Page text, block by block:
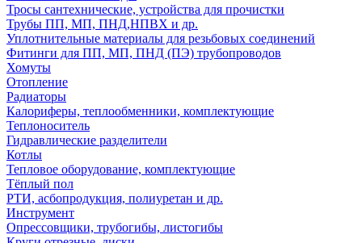
Тросы сантехнические, устройства для прочистки
Трубы ПП, МП, ПНД,НПВХ и др.
Уплотнительные материалы для резьбовых соединений
Фитинги для ПП, МП, ПНД (ПЭ) трубопроводов
Хомуты
Отопление
Радиаторы
Калориферы, теплообменники, комплектующие
Теплоноситель
Гидравлические разделители
Котлы
Тепловое оборудование, комплектующие
Тёплый пол
РТИ, асбопродукция, полиуретан и др.
Инструмент
Опрессовщики, трубогибы, листогибы